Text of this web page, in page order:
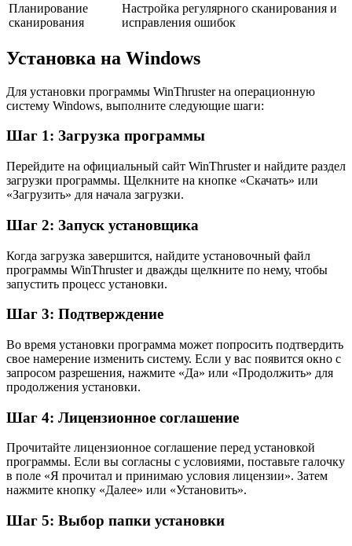
Планирование
сканирования
Настройка регулярного сканирования и
исправления ошибок
Установка на Windows
Для установки программы WinThruster на операционную
систему Windows, выполните следующие шаги:
Шаг 1: Загрузка программы
Перейдите на официальный сайт WinThruster и найдите раздел
загрузки программы. Щелкните на кнопке «Скачать» или
«Загрузить» для начала загрузки.
Шаг 2: Запуск установщика
Когда загрузка завершится, найдите установочный файл
программы WinThruster и дважды щелкните по нему, чтобы
запустить процесс установки.
Шаг 3: Подтверждение
Во время установки программа может попросить подтвердить
свое намерение изменить систему. Если у вас появится окно с
запросом разрешения, нажмите «Да» или «Продолжить» для
продолжения установки.
Шаг 4: Лицензионное соглашение
Прочитайте лицензионное соглашение перед установкой
программы. Если вы согласны с условиями, поставьте галочку
в поле «Я прочитал и принимаю условия лицензии». Затем
нажмите кнопку «Далее» или «Установить».
Шаг 5: Выбор папки установки